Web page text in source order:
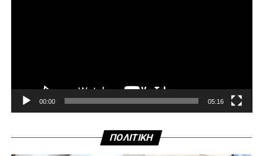
00:00 05:16
ΠΟΛΙΤΙΚΗ